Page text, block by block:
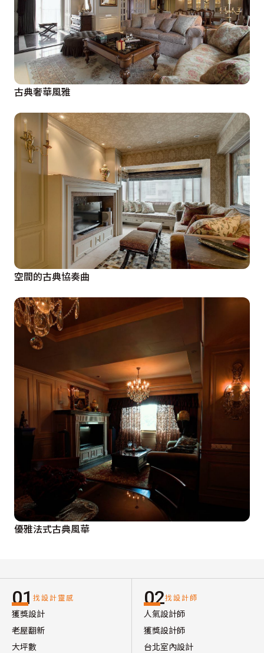
古典奢華風雅
空間的古典協奏曲
優雅法式古典風華
01 找設計靈感
獲獎設計
老屋翻新
大坪數
02找設計師
人氣設計師
獲獎設計師
台北室內設計